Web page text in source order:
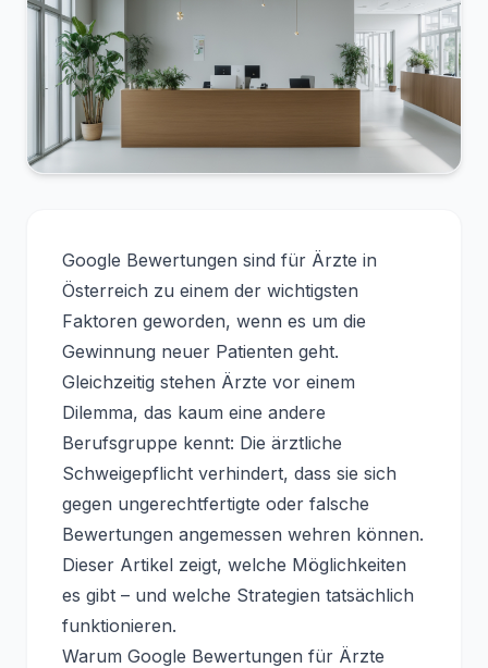
Google Bewertungen sind für Ärzte in
Österreich zu einem der wichtigsten
Faktoren geworden, wenn es um die
Gewinnung neuer Patienten geht.
Gleichzeitig stehen Ärzte vor einem
Dilemma, das kaum eine andere
Berufsgruppe kennt: Die ärztliche
Schweigepflicht verhindert, dass sie sich
gegen ungerechtfertigte oder falsche
Bewertungen angemessen wehren können.
Dieser Artikel zeigt, welche Möglichkeiten
es gibt – und welche Strategien tatsächlich
funktionieren.
Warum Google Bewertungen für Ärzte